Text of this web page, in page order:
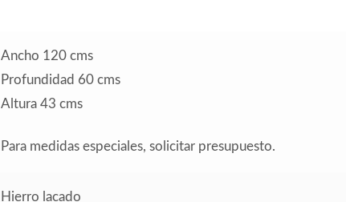
Ancho 120 cms
Profundidad 60 cms
Altura 43 cms
Para medidas especiales, solicitar presupuesto.
Hierro lacado